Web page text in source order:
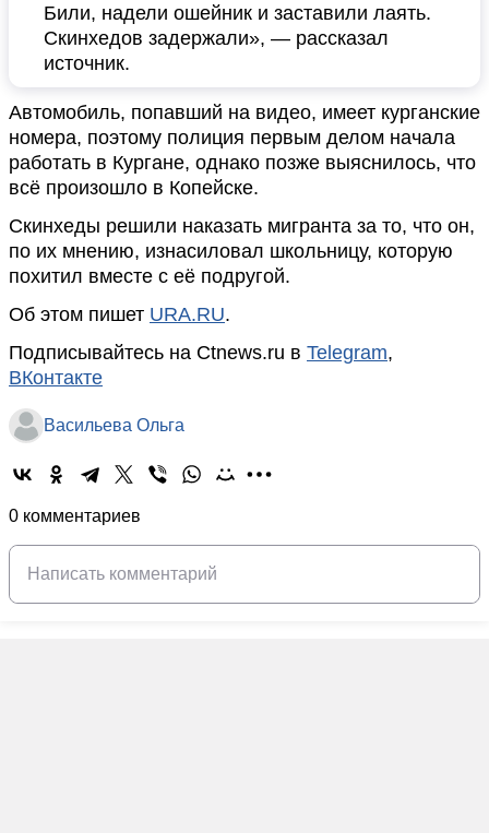
Били, надели ошейник и заставили лаять.
Скинхедов задержали», — рассказал
источник.
Автомобиль, попавший на видео, имеет курганские
номера, поэтому полиция первым делом начала
работать в Кургане, однако позже выяснилось, что
всё произошло в Копейске.
Скинхеды решили наказать мигранта за то, что он,
по их мнению, изнасиловал школьницу, которую
похитил вместе с её подругой.
Об этом пишет URA.RU.
Подписывайтесь на Ctnews.ru в Telegram,
ВКонтакте
Васильева Ольга
0 комментариев